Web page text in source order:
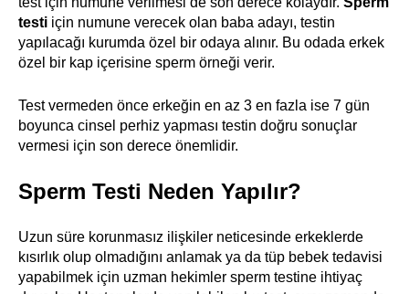
testi için numune verecek olan baba adayı, testin
yapılacağı kurumda özel bir odaya alınır. Bu odada erkek
özel bir kap içerisine sperm örneği verir.
Test vermeden önce erkeğin en az 3 en fazla ise 7 gün
boyunca cinsel perhiz yapması testin doğru sonuçlar
vermesi için son derece önemlidir.
Sperm Testi Neden Yapılır?
Uzun süre korunmasız ilişkiler neticesinde erkeklerde
kısırlık olup olmadığını anlamak ya da tüp bebek tedavisi
yapabilmek için uzman hekimler sperm testine ihtiyaç